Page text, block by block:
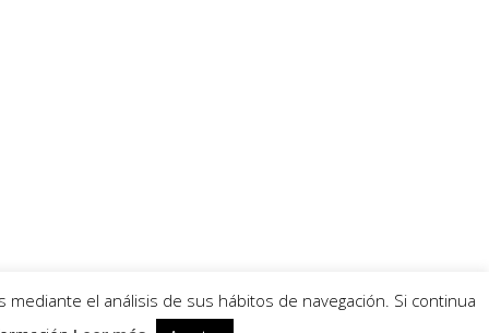
el análisis de sus hábitos de navegación. Si continua